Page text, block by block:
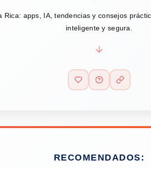
Rica: apps, IA, tendencias y consejos
inteligente y segura.
RECOMENDADOS: